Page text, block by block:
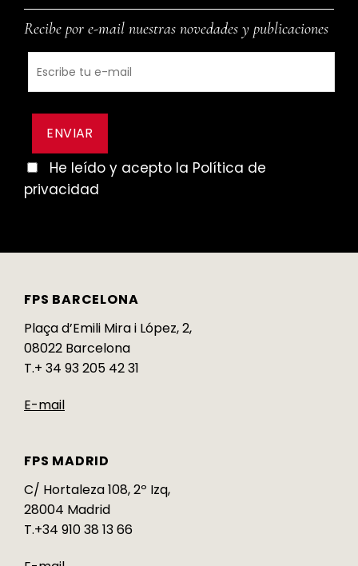
Recibe por e-mail nuestras novedades y publicaciones
He leído y acepto la Política de
privacidad
FPS BARCELONA
Plaça d’Emili Mira i López, 2,
08022 Barcelona
T.+ 34 93 205 42 31
E-mail
FPS MADRID
C/ Hortaleza 108, 2º Izq,
28004 Madrid
T.+34 910 38 13 66